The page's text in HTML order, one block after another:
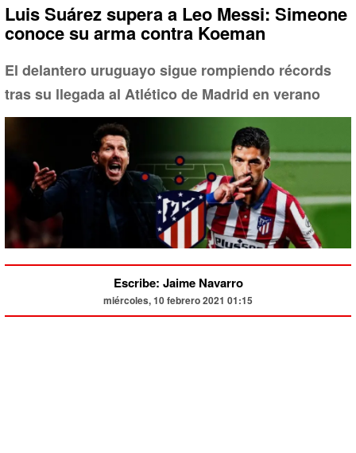
Luis Suárez supera a Leo Messi: Simeone
conoce su arma contra Koeman
El delantero uruguayo sigue rompiendo récords
tras su llegada al Atlético de Madrid en verano
Escribe: Jaime Navarro
miércoles, 10 febrero 2021 01:15